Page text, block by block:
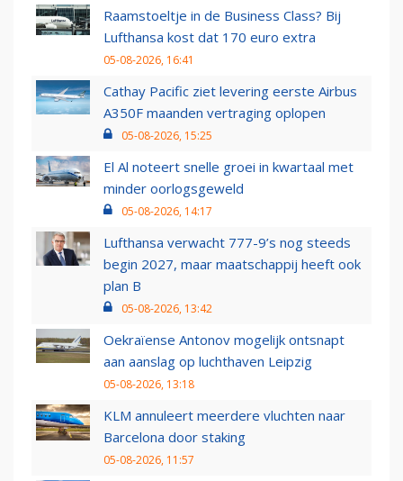
Raamstoeltje in de Business Class? Bij
Lufthansa kost dat 170 euro extra
05-08-2026, 16:41
Cathay Pacific ziet levering eerste Airbus
A350F maanden vertraging oplopen
05-08-2026, 15:25
El Al noteert snelle groei in kwartaal met
minder oorlogsgeweld
05-08-2026, 14:17
Lufthansa verwacht 777-9’s nog steeds
begin 2027, maar maatschappij heeft ook
plan B
05-08-2026, 13:42
Oekraïense Antonov mogelijk ontsnapt
aan aanslag op luchthaven Leipzig
05-08-2026, 13:18
KLM annuleert meerdere vluchten naar
Barcelona door staking
05-08-2026, 11:57